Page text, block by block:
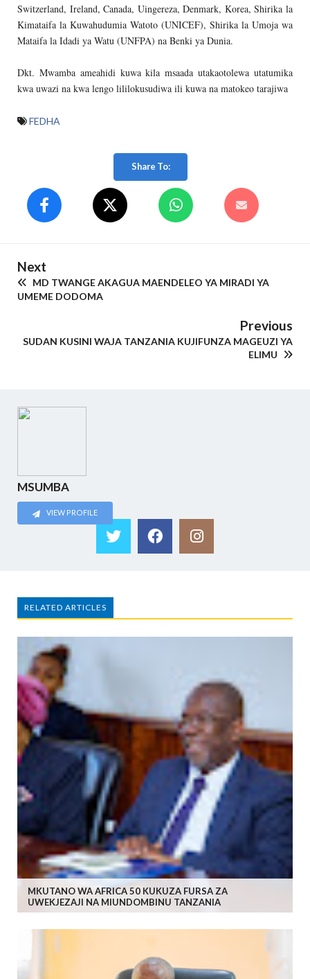
Switzerland, Ireland, Canada, Uingereza, Denmark, Korea, Shirika la
Kimataifa la Kuwahudumia Watoto (UNICEF), Shirika la Umoja wa
Mataifa la Idadi ya Watu (UNFPA) na Benki ya Dunia.
Dkt. Mwamba ameahidi kuwa kila msaada utakaotolewa utatumika
kwa uwazi na kwa lengo lililokusudiwa ili kuwa na matokeo tarajiwa
FEDHA
Share To:
Next
MD TWANGE AKAGUA MAENDELEO YA MIRADI YA
UMEME DODOMA
Previous
SUDAN KUSINI WAJA TANZANIA KUJIFUNZA MAGEUZI YA
ELIMU
MSUMBA
VIEW PROFILE
RELATED ARTICLES
MKUTANO WA AFRICA 50 KUKUZA FURSA ZA
UWEKJEZAJI NA MIUNDOMBINU TANZANIA